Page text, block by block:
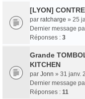
[LYON]
par ratcharge » 25
Dernier message
Réponses : 3
Grande
KITCHEN
par Jonn » 31 janv.
Dernier message
Réponses : 11